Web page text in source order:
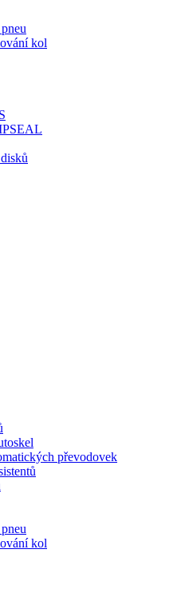
kol
převodovek
kol